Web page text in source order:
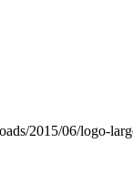
2015/06/logo-